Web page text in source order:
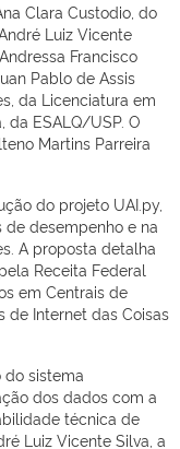
Clara Custodio, do
Luiz Vicente
Francisco
Pablo de Assis
da Licenciatura em
da ESALQ/USP. O
Martins Parreira
do projeto UAI.py,
desempenho e na
A proposta detalha
Receita Federal
em Centrais de
de Internet das Coisas
sistema
dos dados com a
técnica de
Luiz Vicente Silva, a